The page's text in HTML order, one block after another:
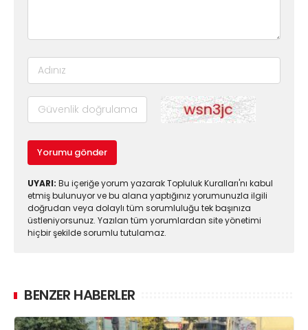
Yorumu gönder
UYARI: Bu içeriğe yorum yazarak Topluluk Kuralları'nı kabul
etmiş bulunuyor ve bu alana yaptığınız yorumunuzla ilgili
doğrudan veya dolaylı tüm sorumluluğu tek başınıza
üstleniyorsunuz. Yazılan tüm yorumlardan site yönetimi
hiçbir şekilde sorumlu tutulamaz.
BENZER HABERLER